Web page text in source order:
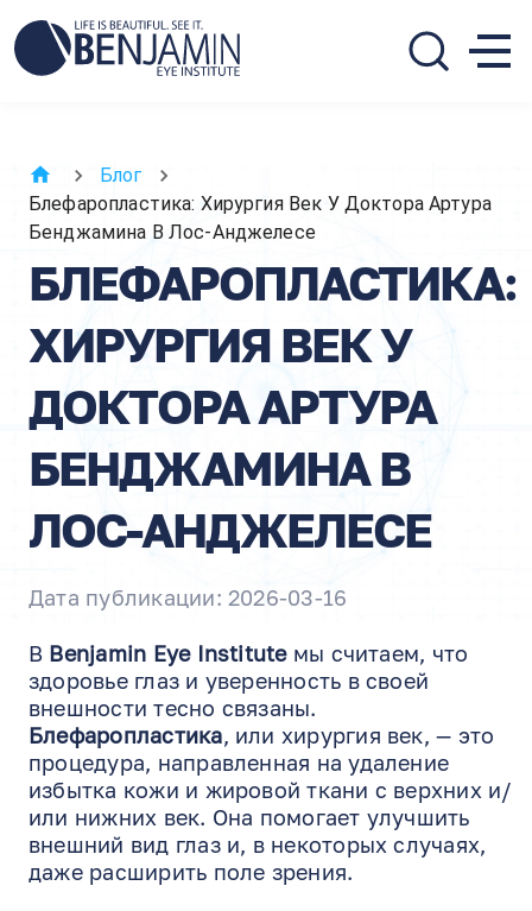
Блог
Блефаропластика: Хирургия Век У Доктора Артура
Бенджамина В Лос-Анджелесе
БЛЕФАРОПЛАСТИКА:
ХИРУРГИЯ ВЕК У
ДОКТОРА АРТУРА
БЕНДЖАМИНА В
ЛОС-АНДЖЕЛЕСЕ
Дата публикации: 2026-03-16
В Benjamin Eye Instituteмы считаем, что
здоровье глаз и уверенность в своей
внешности тесно связаны.
Блефаропластика, или хирургия век, — это
процедура, направленная на удаление
избытка кожи и жировой ткани с верхних и/
или нижних век. Она помогает улучшить
внешний вид глаз и, в некоторых случаях,
даже расширить поле зрения.